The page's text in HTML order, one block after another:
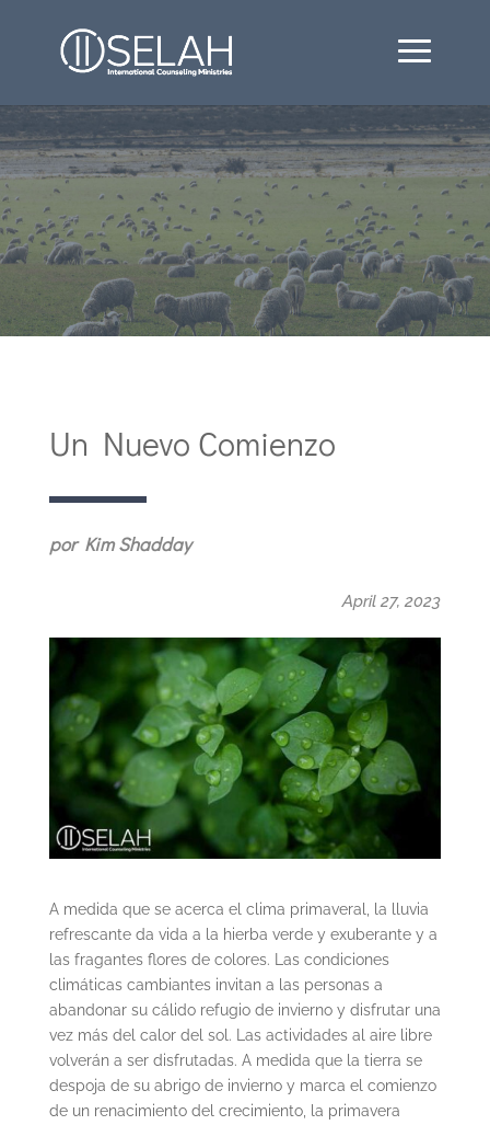
Un Nuevo Comienzo
por Kim Shadday
April 27, 2023
A medida que se acerca el clima primaveral, la lluvia
refrescante da vida a la hierba verde y exuberante y a
las fragantes flores de colores. Las condiciones
climáticas cambiantes invitan a las personas a
abandonar su cálido refugio de invierno y disfrutar una
vez más del calor del sol. Las actividades al aire libre
volverán a ser disfrutadas. A medida que la tierra se
despoja de su abrigo de invierno y marca el comienzo
de un renacimiento del crecimiento, la primavera